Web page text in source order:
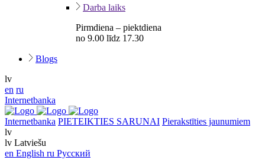
Darba laiks
Pirmdiena – piektdiena
no 9.00 līdz 17.30
Blogs
lv
en ru
Internetbanka
Internetbanka PIETEIKTIES SARUNAI Pierakstīties jaunumiem
lv
lv Latviešu
en English ru Русский